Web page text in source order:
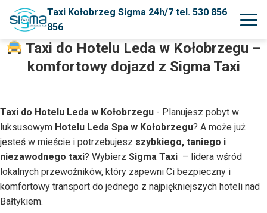
Taxi Kołobrzeg Sigma 24h/7 tel. 530 856
856
Taxi do Hotelu Leda w Kołobrzegu –
komfortowy dojazd z Sigma Taxi
Taxi do Hotelu Leda w Kołobrzegu - Planujesz pobyt w
luksusowym Hotelu Leda Spa w Kołobrzegu? A może już
jesteś w mieście i potrzebujesz szybkiego, taniego i
niezawodnego taxi? Wybierz Sigma Taxi – lidera wśród
lokalnych przewoźników, który zapewni Ci bezpieczny i
komfortowy transport do jednego z najpiękniejszych hoteli nad
Bałtykiem.